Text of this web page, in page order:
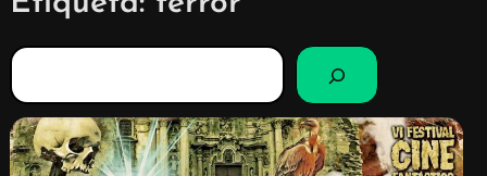
B
u
c
a